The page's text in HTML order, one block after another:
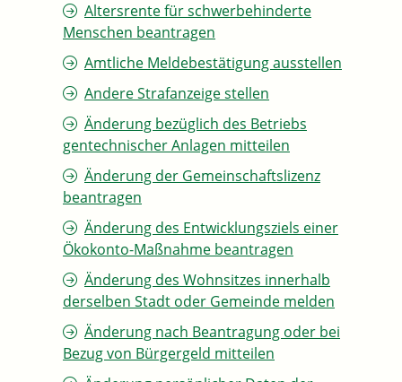
Altersrente für schwerbehinderte
Menschen beantragen
Amtliche Meldebestätigung ausstellen
Andere Strafanzeige stellen
Änderung bezüglich des Betriebs
gentechnischer Anlagen mitteilen
Änderung der Gemeinschaftslizenz
beantragen
Änderung des Entwicklungsziels einer
Ökokonto-Maßnahme beantragen
Änderung des Wohnsitzes innerhalb
derselben Stadt oder Gemeinde melden
Änderung nach Beantragung oder bei
Bezug von Bürgergeld mitteilen